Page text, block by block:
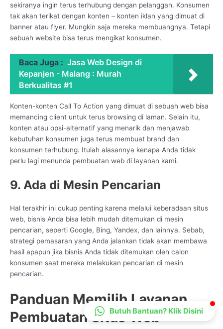
sekiranya ingin terus terhubung dengan pelanggan. Konsumen
tak akan terikat dengan konten – konten iklan yang dimuat di
banner atau flyer. Mungkin saja mereka membuangnya. Tetapi
sebuah website bisa terus mengikat konsumen.
Baca Juga : Jasa Web Design di
Kepanjen - Malang : Murah
Berkualitas #1
Konten-konten Call To Action yang dimuat di sebuah web bisa
memancing client untuk terus browsing di laman. Selain itu,
konten atau opsi-alternatif yang menarik dan menjawab
kebutuhan konsumen juga terus membuat brand dan
konsumen terhubung. Itulah alasannya kenapa Anda tidak
perlu lagi menunda pembuatan web di layanan kami.
9. Ada di Mesin Pencarian
Hal terakhir ini cukup penting karena melalui keberadaan situs
web, bisnis Anda bisa lebih mudah ditemukan di mesin
pencarian, seperti Google, Bing, Yandex, dan lainnya. Sebab,
strategi pemasaran yang Anda jalankan tidak akan membawa
hasil apapun jika bisnis Anda tidak ditemukan oleh calon
konsumen saat mereka melakukan pencarian di mesin
pencarian.
Panduan Memilih Layanan
Pembuatan Situs Web
CS Lenteraweb
Online
Butuh Bantuan? Klik Disini